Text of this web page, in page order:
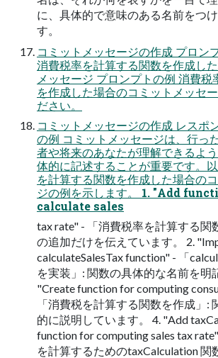
に、具体的で意味のある名前をつ
す。
コミットメッセージの作成 プロン
消費税率を計算する関数を作成し
メッセージ プロンプトの例 消費税
を作成した場合のコミットメッセ
ださい。
コミットメッセージの作成 レスポ
の例 コミットメッセージは、行っ
者や将来のあなたが理解できるよ
体的に記述することが重要です。
を計算する関数を作成した場合の
ジの例を示します。 1. "Add
calculate sales
tax rate" - 「消費税率を計算する関
の追加だけを伝えています。 2.
calculateSalesTax function" - 「
を実装」: 関数の具体的な名前を明
"Create function for computing
「消費税を計算する関数を作成」:
的に説明しています。 4. "Add
function for computing sales tax
を計算するためのtaxCalculation 関